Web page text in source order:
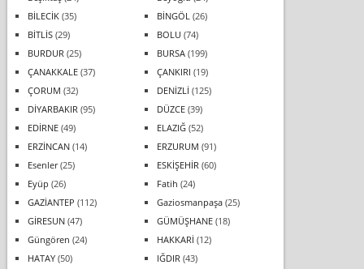
BİLECİK(35) BİNGÖL (26)
BİTLİS(29) BOLU (74)
BURDUR (25) BURSA(199)
ÇANAKKALE(37) ÇANKIRI (19)
ÇORUM (32) DENİZLİ (125)
DİYARBAKIR (95) DÜZCE(39)
EDİRNE(49) ELAZIĞ(52)
ERZİNCAN(14) ERZURUM (91)
Esenler(25) ESKİŞEHİR (60)
Eyüp (26) Fatih (24)
GAZİANTEP (112) Gaziosmanpaşa(25)
GİRESUN(47) GÜMÜŞHANE(18)
Güngören (24) HAKKARİ (12)
HATAY(50) IĞDIR (43)